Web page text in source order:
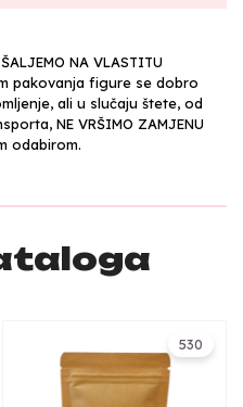
NA VLASTITU
pakovanja figure se dobro
ali u slučaju štete, od
NE VRŠIMO ZAMJENU
odabirom.
530